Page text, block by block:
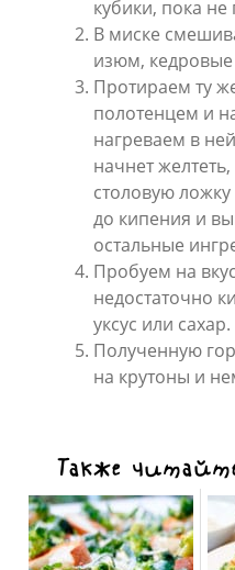
кубики, пока
В миске
изюм,
Протираем ту
полотенцем и
нагреваем в
начнет
столовую
до кипения и
остальные
Пробуем на
недостаточно
уксус или сахар.
Полученную
на крутоны и
Также